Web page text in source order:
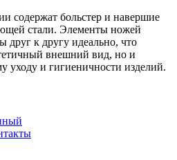
содержат больстер и навершие
стали. Элементы ножей
к другу идеально, что
внешний вид, но и
уходу и гигиеничности изделий.